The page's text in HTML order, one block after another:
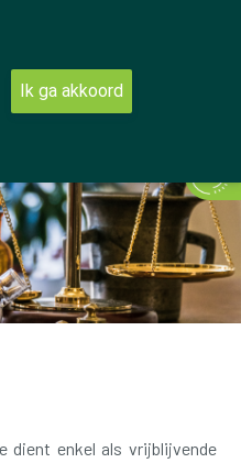
dient enkel als vrijblijvende
Ik ga akkoord